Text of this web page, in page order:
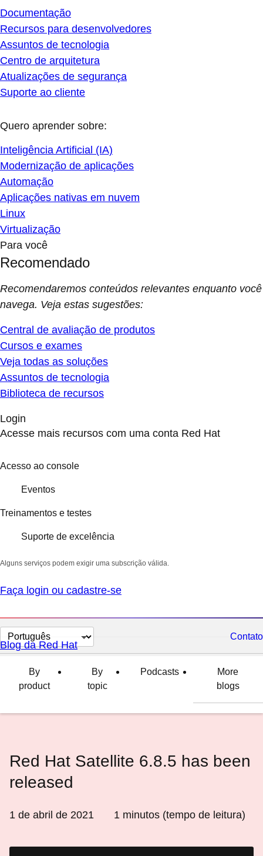
Documentação
Recursos para desenvolvedores
Assuntos de tecnologia
Centro de arquitetura
Atualizações de segurança
Suporte ao cliente
Quero aprender sobre:
Inteligência Artificial (IA)
Modernização de aplicações
Automação
Aplicações nativas em nuvem
Linux
Virtualização
Para você
Recomendado
Recomendaremos conteúdos relevantes enquanto você
navega. Veja estas sugestões:
Central de avaliação de produtos
Cursos e exames
Veja todas as soluções
Assuntos de tecnologia
Biblioteca de recursos
Login
Acesse mais recursos com uma conta Red Hat
Acesso ao console
Eventos
Treinamentos e testes
Suporte de excelência
Alguns serviços podem exigir uma subscrição válida.
Faça login ou cadastre-se
Selecionar
idioma
Contato
Blog da Red Hat
By
product
By
topic
Podcasts
More
blogs
Red Hat Satellite 6.8.5 has been
released
1 de abril de 2021 1 minutos (tempo de leitura)